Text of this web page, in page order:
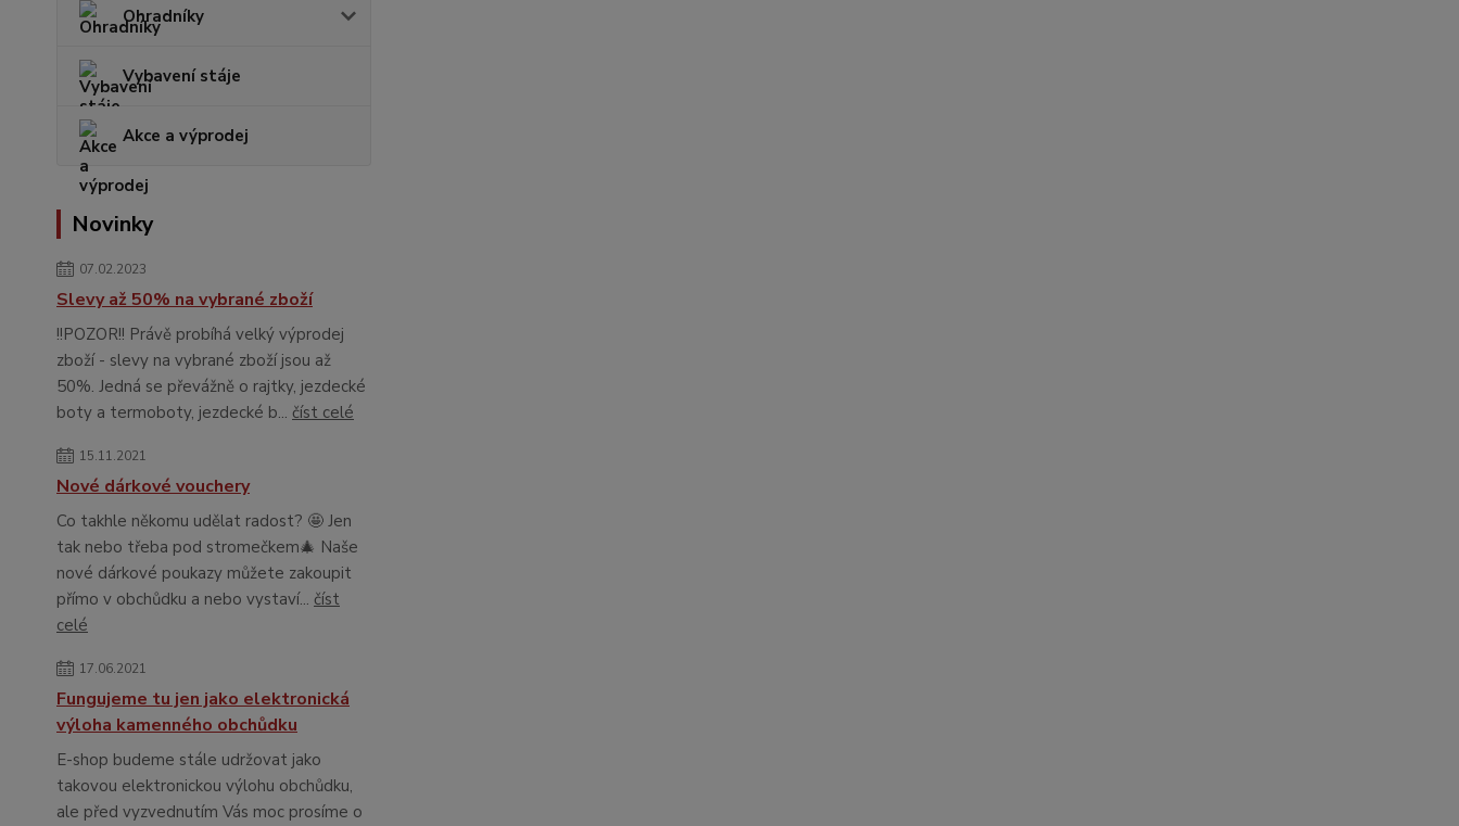
Ohradníky
Vybavení stáje
Akce a výprodej
Novinky
07.02.2023
Slevy až 50% na vybrané zboží
!!POZOR!! Právě probíhá velký výprodej
zboží - slevy na vybrané zboží jsou až
50%. Jedná se převážně o rajtky, jezdecké
boty a termoboty, jezdecké b... číst celé
15.11.2021
Nové dárkové vouchery
Co takhle někomu udělat radost? 🤩 Jen
tak nebo třeba pod stromečkem🎄 Naše
nové dárkové poukazy můžete zakoupit
přímo v obchůdku a nebo vystaví... číst
celé
17.06.2021
Fungujeme tu jen jako elektronická
výloha kamenného obchůdku
E-shop budeme stále udržovat jako
takovou elektronickou výlohu obchůdku,
ale před vyzvednutím Vás moc prosíme o